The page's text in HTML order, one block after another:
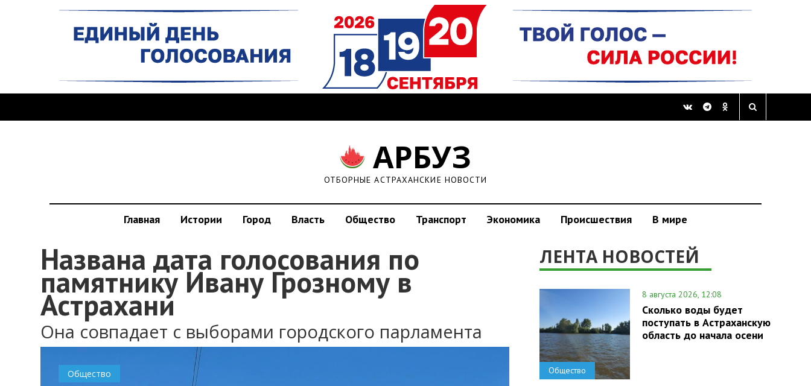
АРБУЗ
ОТБОРНЫЕ АСТРАХАНСКИЕ НОВОСТИ
Главная Истории Город Власть Общество Транспорт Экономика Происшествия В мире
Названа дата голосования по
памятнику Ивану Грозному в
Астрахани
Она совпадает с выборами городского парламента
Общество
ЛЕНТА НОВОСТЕЙ
Общество
8 августа 2026, 12:08
Сколько воды будет
поступать в Астраханскую
область до начала осени